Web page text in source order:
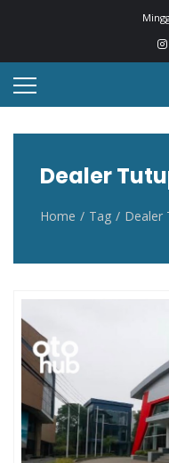
Portal berita otomotif
Dealer
Home Tag Dealer